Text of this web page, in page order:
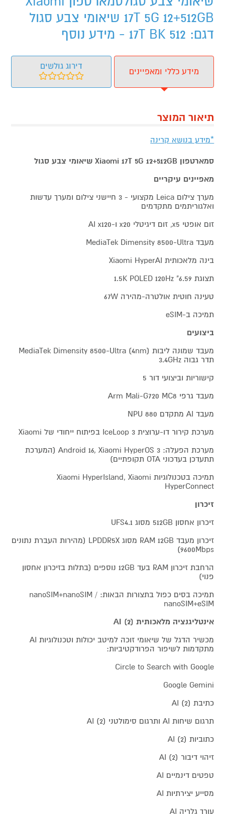
17T 5G 12+512GB שיאומי צבע סגול
דגם: 17T BK 512 - מידע נוסף
מידע כללי ומאפיינים
דירוג גולשים
תיאור המוצר
*מידע בנושא קרינה
סמארטפון Xiaomi 17T 5G 12+512GB שיאומי צבע
סגול
מאפיינים עיקריים
מערך צילום Leica מקצועי - 3 חיישני צילום ומערך עדשות
ואלגוריתמים מתקדמים
זום אופטי x5, זום דיגיטלי x20 ו-AI x120
מעבד MediaTek Dimensity 8500-Ultra
בינה מלאכותית Xiaomi HyperAI
תצוגת 6.59" 1.5K POLED 120Hz
טעינה חוטית אולטרה-מהירה 67W
תמיכה ב-eSIM
ביצועים
מעבד שמונה ליבות MediaTek Dimensity 8500-Ultra (4nm)
תדר גבוה 3.4GHz
קישוריות וביצועי דור 5
מעבד גרפי Arm Mali-G720 MC8
מעבד AI מתקדם NPU 880
מערכת קירור דו-ערוצית IceLoop 3 בפיתוח ייחודי של Xiaomi
מערכת הפעלה: Android 16, Xiaomi HyperOS 3 (המערכת
תתעדכן בעדכוני OTA תקופתיים)
תמיכה בטכנולוגיות Xiaomi HyperIsland, Xiaomi
HyperConnect
זיכרון
זיכרון אחסון 512GB מסוג UFS4.1
זיכרון מעבד RAM 12GB מסוג LPDDR5X (מהירות העברת נתונים
9600Mbps)
הרחבת זיכרון RAM בעד 12GB נוספים (בתלות בזיכרון אחסון
פנוי)
תמיכה בסים כפול בתצורות הבאות: nanoSIM+nanoSIM /
nanoSIM+eSIM
אינטליגנציה מלאכותית AI (2)
מכשיר הדגל של שיאומי זוכה למיטב יכולות וטכנולוגיות AI
מתקדמות לשיפור הפרודקטיביות:
Circle to Search with Google
Google Gemini
כתיבת AI (2)
תרגום שיחות AI ותרגום סימולטני AI (2)
כתוביות AI (2)
זיהוי דיבור AI (2)
טפטים דינמיים AI
מסייע יצירתיות AI
עורך גלריה AI